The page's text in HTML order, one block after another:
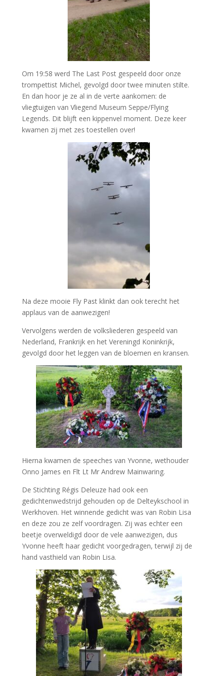
Om 19:58 werd The Last Post gespeeld door onze
trompettist Michel, gevolgd door twee minuten stilte.
En dan hoor je ze al in de verte aankomen: de
vliegtuigen van Vliegend Museum Seppe/Flying
Legends. Dit blijft een kippenvel moment. Deze keer
kwamen zij met zes toestellen over!
Na deze mooie Fly Past klinkt dan ook terecht het
applaus van de aanwezigen!
Vervolgens werden de volksliederen gespeeld van
Nederland, Frankrijk en het Vereningd Koninkrijk,
gevolgd door het leggen van de bloemen en kransen.
Hierna kwamen de speeches van Yvonne, wethouder
Onno James en Flt Lt Mr Andrew Mainwaring.
De Stichting Régis Deleuze had ook een
gedichtenwedstrijd gehouden op de Delteykschool in
Werkhoven. Het winnende gedicht was van Robin Lisa
en deze zou ze zelf voordragen. Zij was echter een
beetje overweldigd door de vele aanwezigen, dus
Yvonne heeft haar gedicht voorgedragen, terwijl zij de
hand vasthield van Robin Lisa.